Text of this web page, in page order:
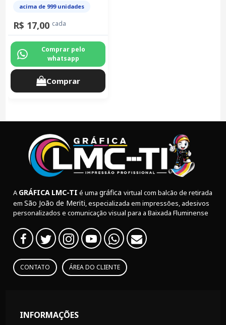
acima de 999 unidades
R$ 17,00 cada
Comprar pelo
whatsapp
Comprar
AGRÁFICA LMC-TI é umagráficavirtual com balcão de retirada
emSão João de Meriti, especializada em impressões, adesivos
personalizados e comunicação visual para a Baixada Fluminense
CONTATO ÁREA DO CLIENTE
INFORMAÇÕES